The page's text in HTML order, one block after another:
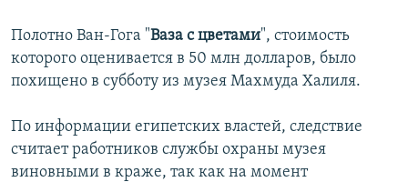
Полотно Ван-Гога "Ваза с цветами", стоимость
которого оценивается в 50 млн долларов, было
похищено в субботу из музея Махмуда Халиля.
По информации египетских властей, следствие
считает работников службы охраны музея
виновными в краже, так как на момент